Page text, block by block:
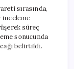
sırasında,
inceleme
süreç
sonucunda
belirtildi.